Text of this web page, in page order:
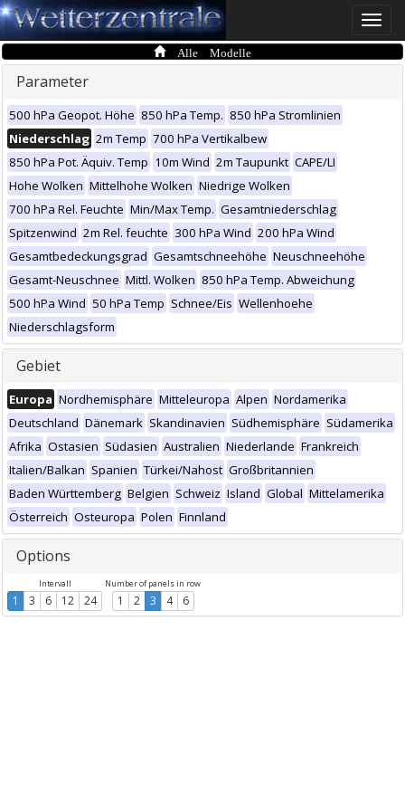
Toggle
Alle Modelle
Parameter
500 hPa Geopot. Höhe 850 hPa Temp. 850 hPa Stromlinien
Niederschlag 2m Temp 700 hPa Vertikalbew
850 hPa Pot. Äquiv. Temp 10m Wind 2m Taupunkt CAPE/LI
Hohe Wolken Mittelhohe Wolken Niedrige Wolken
700 hPa Rel. Feuchte Min/Max Temp. Gesamtniederschlag
Spitzenwind 2m Rel. feuchte 300 hPa Wind 200 hPa Wind
Gesamtbedeckungsgrad Gesamtschneehöhe Neuschneehöhe
Gesamt-Neuschnee Mittl. Wolken 850 hPa Temp. Abweichung
500 hPa Wind 50 hPa Temp Schnee/Eis Wellenhoehe
Niederschlagsform
Gebiet
Europa Nordhemisphäre Mitteleuropa Alpen Nordamerika
Deutschland Dänemark Skandinavien Südhemisphäre Südamerika
Afrika Ostasien Südasien Australien Niederlande Frankreich
Italien/Balkan Spanien Türkei/Nahost Großbritannien
Baden Württemberg Belgien Schweiz Island Global Mittelamerika
Österreich Osteuropa Polen Finnland
Options
Intervall
1 3 6 12 24
Number of panels in row
1 2 3 4 6